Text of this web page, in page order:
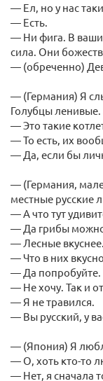
— Ел, но у нас
— Есть.
— Ни фига. В
сила. Они
— (обреченно)
— (Германия) Я
Голубцы ленивые.
— Это такие
— То есть, их
— Да, если бы
— (Германия,
местные русские
— А что тут
— Да грибы можно
— Лесные вкуснее.
— Что в них
— Да попробуйте.
— Не хочу. Так и
— Я не травился.
— Вы русский, у
— (Япония) Я
— О, хоть кто-то
— Нет, я сначала